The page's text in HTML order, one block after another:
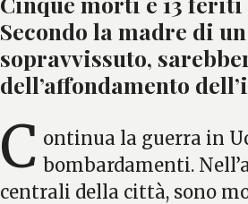
Secondo la madre di
sopravvissuto,
dell’affondamento
C ontinua la guerra in
bombardamenti.
centrali della città, sono